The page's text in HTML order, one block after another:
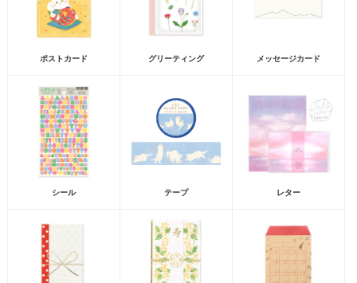
ポストカード グリーティング メッセージカード
シール テープ レター